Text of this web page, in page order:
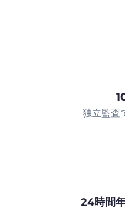
独立監査
24時間